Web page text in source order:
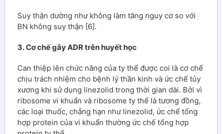
Suy thận dường như không làm tăng nguy cơ so với
BN không suy thận [6].
3. Cơ chế gây ADR trên huyết học
Can thiệp lên chức năng của ty thể được coi là cơ chế
chịu trách nhiệm cho bệnh lý thần kinh và ức chế tủy
xương khi sử dụng linezolid trong thời gian dài. Bởi vì
ribosome vi khuẩn và ribosome ty thể là tương đồng,
các loại thuốc, chẳng hạn như linezolid, ức chế tổng
hợp protein của vi khuẩn thường ức chế tổng hợp